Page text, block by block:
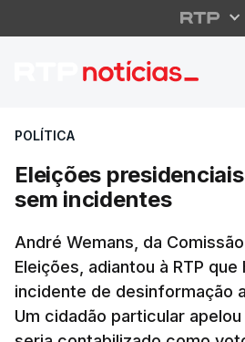
Eleições
POLÍTICA
Eleições
sem incidentes
André Wemans, da
Eleições, adiantou à RTP
incidente de desinformação
Um cidadão particular